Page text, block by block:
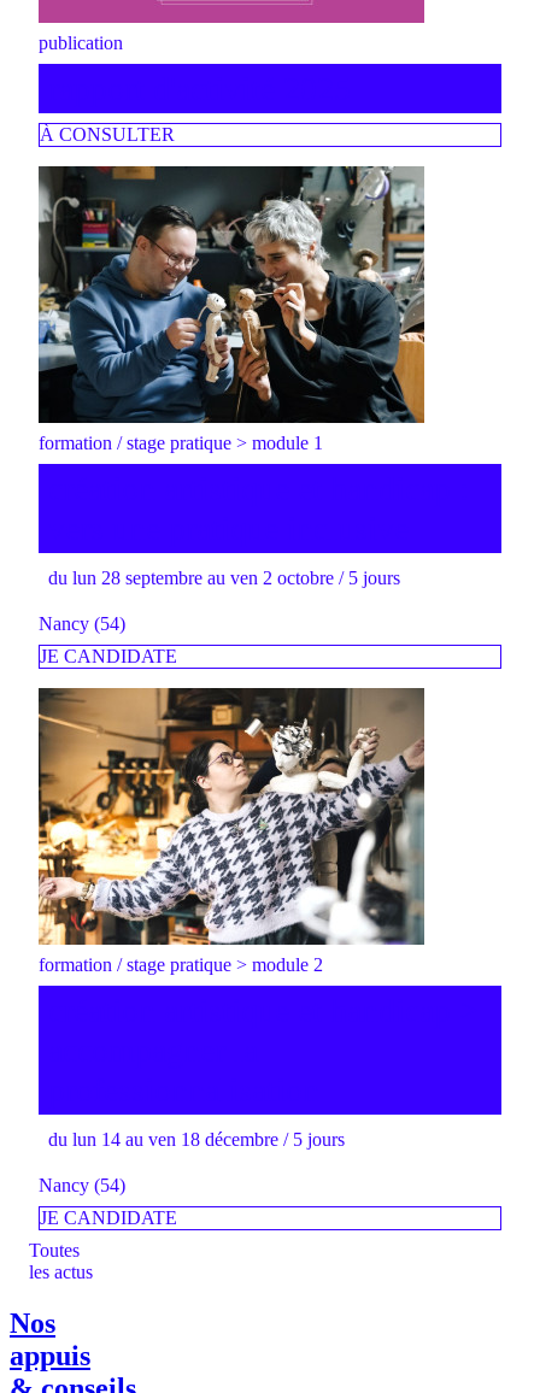
publication
À CONSULTER
formation / stage pratique > module 1
du lun 28 septembre au ven 2 octobre / 5 jours
Nancy (54)
JE CANDIDATE
formation / stage pratique > module 2
du lun 14 au ven 18 décembre / 5 jours
Nancy (54)
JE CANDIDATE
Toutes
les actus
Nos
appuis